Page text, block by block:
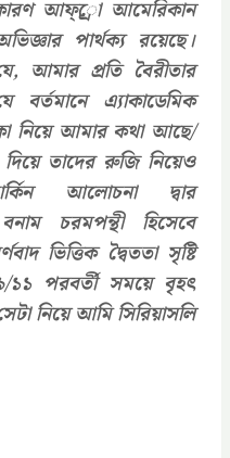
আফ্্রো আমেরিকান
পার্থক্য রয়েছে।
, আমার প্রতি বৈরীতার
এ্যাকাডেমিক
নিয়ে আমার কথা আছে/
তাদের রুজি নিয়েও
আলোচনা দ্বার
চরমপন্থী হিসেবে
ভিত্তিক দ্বৈততা সৃষ্টি
/১১ পরবর্তী সময়ে বৃহৎ
নিয়ে আমি সিরিয়াসলি